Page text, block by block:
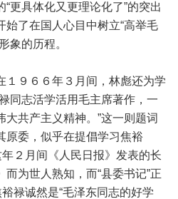
更具体化又更理论化了”的突出
始了在国人心目中树立“高举毛
象的历程。
９６６年３月间，林彪还为学
同志活学活用毛主席著作，一
共产主义精神。”这一则题词
原委，似乎在提倡学习焦裕
２月间《人民日报》发表的长
为世人熟知，而“县委书记”正
禄诚然是“毛泽东同志的好学